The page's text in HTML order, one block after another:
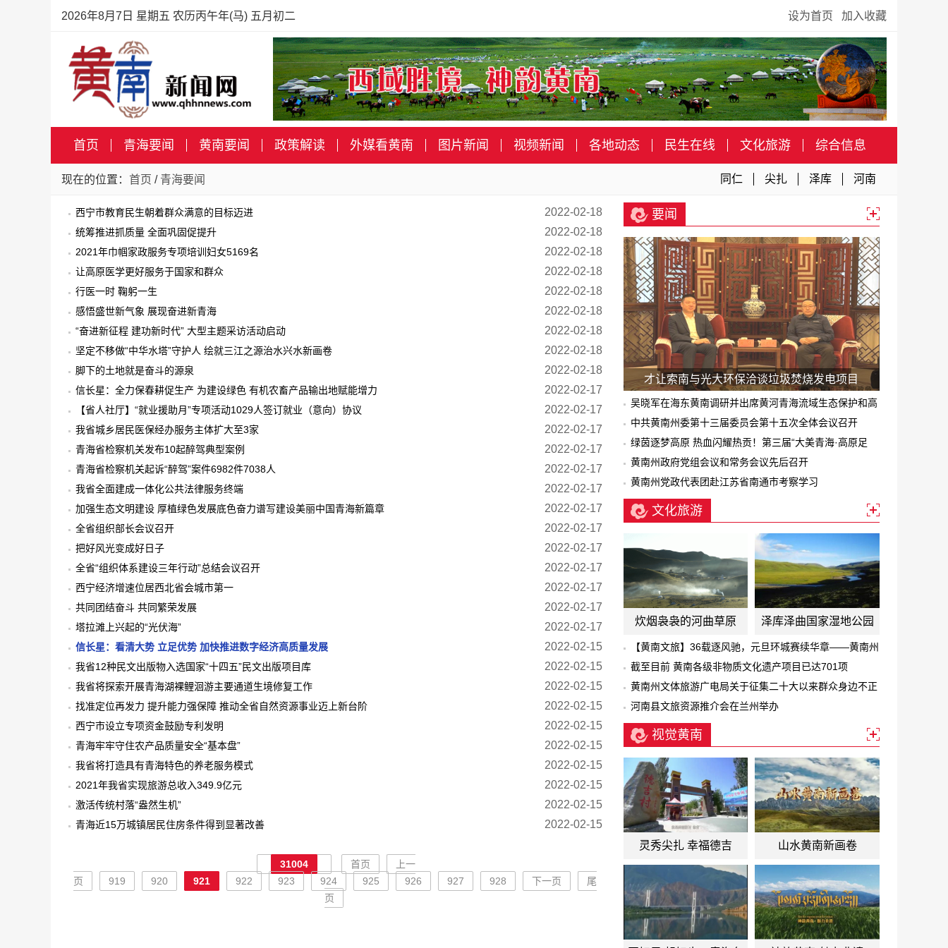
2026年8月7日 星期五 农历丙午年(马) 五月初二 设为首页 加入收藏
首页 青海要闻 黄南要闻 政策解读 外媒看黄南 图片新闻 视频新闻 各地动态 民生在线 文化旅游 综合信息
现在的位置： 首页 / 青海要闻 同仁 尖扎 泽库 河南
2022-02-18
西宁市教育民生朝着群众满意的目标迈进
2022-02-18
统筹推进抓质量 全面巩固促提升
2022-02-18
2021年巾帼家政服务专项培训妇女5169名
2022-02-18
让高原医学更好服务于国家和群众
2022-02-18
行医一时 鞠躬一生
2022-02-18
感悟盛世新气象 展现奋进新青海
2022-02-18
“奋进新征程 建功新时代” 大型主题采访活动启动
2022-02-18
坚定不移做“中华水塔”守护人 绘就三江之源治水兴水新画卷
2022-02-18
脚下的土地就是奋斗的源泉
2022-02-17
信长星：全力保春耕促生产 为建设绿色 有机农畜产品输出地赋能增力
2022-02-17
【省人社厅】“就业援助月”专项活动1029人签订就业（意向）协议
2022-02-17
我省城乡居民医保经办服务主体扩大至3家
2022-02-17
青海省检察机关发布10起醉驾典型案例
2022-02-17
青海省检察机关起诉“醉驾”案件6982件7038人
2022-02-17
我省全面建成一体化公共法律服务终端
2022-02-17
加强生态文明建设 厚植绿色发展底色奋力谱写建设美丽中国青海新篇章
2022-02-17
全省组织部长会议召开
2022-02-17
把好风光变成好日子
2022-02-17
全省“组织体系建设三年行动”总结会议召开
2022-02-17
西宁经济增速位居西北省会城市第一
2022-02-17
共同团结奋斗 共同繁荣发展
2022-02-17
塔拉滩上兴起的“光伏海”
2022-02-15
信长星：看清大势 立足优势 加快推进数字经济高质量发展
2022-02-15
我省12种民文出版物入选国家“十四五”民文出版项目库
2022-02-15
我省将探索开展青海湖裸鲤洄游主要通道生境修复工作
2022-02-15
找准定位再发力 提升能力强保障 推动全省自然资源事业迈上新台阶
2022-02-15
西宁市设立专项资金鼓励专利发明
2022-02-15
青海牢牢守住农产品质量安全“基本盘”
2022-02-15
我省将打造具有青海特色的养老服务模式
2022-02-15
2021年我省实现旅游总收入349.9亿元
2022-02-15
激活传统村落“盎然生机”
2022-02-15
青海近15万城镇居民住房条件得到显著改善
31004 首页
上一
页
919 920 921 922 923 924 925 926 927 928 下一页
尾
页
要闻
才让索南与光大环保洽谈垃圾焚烧发电项目
吴晓军在海东黄南调研并出席黄河青海流域生态保护和高
质量发展专题会
中共黄南州委第十三届委员会第十五次全体会议召开
绿茵逐梦高原 热血闪耀热贡！第三届“大美青海·高原足
球”超级联赛黄南赛区正式启幕
黄南州政府党组会议和常务会议先后召开
黄南州党政代表团赴江苏省南通市考察学习
文化旅游
炊烟袅袅的河曲草原 泽库泽曲国家湿地公园
【黄南文旅】36载逐风驰，元旦环城赛续华章——黄南州
第三十六届元旦环城赛激情开跑
截至目前 黄南各级非物质文化遗产项目已达701项
黄南州文体旅游广电局关于征集二十大以来群众身边不正
之风和腐败问题线索的公告
河南县文旅资源推介会在兰州举办
视觉黄南
灵秀尖扎 幸福德吉 山水黄南新画卷